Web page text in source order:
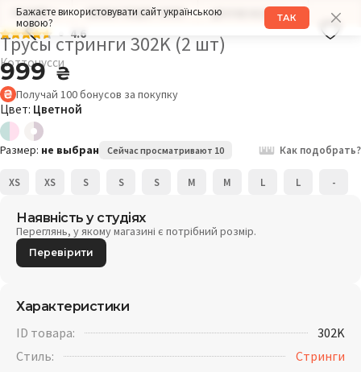
Бажаєте використовувати сайт українською
мовою?
ТАК
РАЗМЕР: L ОБХВАТ БЕДЕР: 101СМ ДРУГИЕ МОДЕЛИ
4.6
Трусы стринги 302K (2 шт)
Коттонусси
999₴
Получай 100бонусов за покупку
Цвет: Цветной
Размер: не выбран Сейчас просматривают 10 Как подобрать?
XS XS S S S M M L L -
Наявність у студіях
Переглянь, у якому магазині є потрібний розмір.
Перевірити
Характеристики
ID товара:
302K
Стиль:
Стринги